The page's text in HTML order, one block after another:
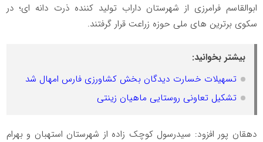
ابوالقاسم فرامرزی از شهرستان داراب تولید کننده ذرت دانه ای؛ در
سکوی برترین های ملی حوزه زراعت قرار گرفتند.
بیشتر بخوانید:
تسهیلات خسارت دیدگان بخش کشاورزی فارس امهال شد
تشکیل تعاونی روستایی ماهیان زینتی
دهقان پور افزود: سیدرسول کوچک زاده از شهرستان استهبان و بهرام